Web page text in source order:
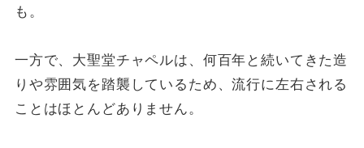
も。
一方で、大聖堂チャペルは、何百年と続いてきた造
りや雰囲気を踏襲しているため、流行に左右される
ことはほとんどありません。